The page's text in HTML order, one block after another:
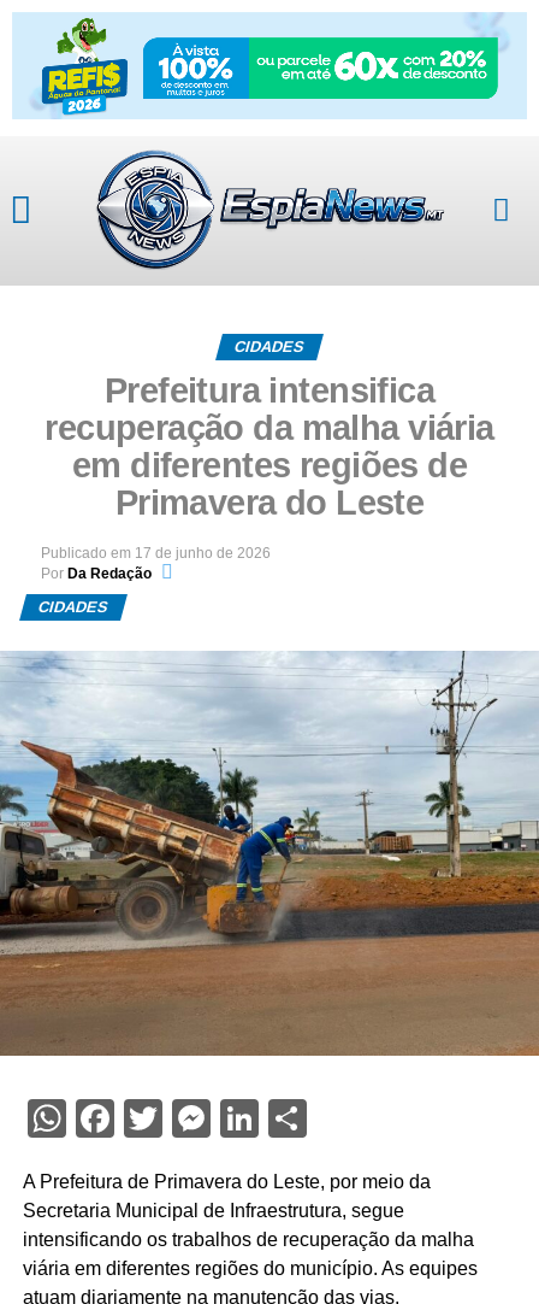
CIDADES
Prefeitura intensifica
recuperação da malha viária
em diferentes regiões de
Primavera do Leste
Publicado em 17 de junho de 2026
Por Da Redação
CIDADES
WhatsApp
Facebook
Twitter
Messenger
LinkedIn
Share
A Prefeitura de Primavera do Leste, por meio da
Secretaria Municipal de Infraestrutura, segue
intensificando os trabalhos de recuperação da malha
viária em diferentes regiões do município. As equipes
atuam diariamente na manutenção das vias,